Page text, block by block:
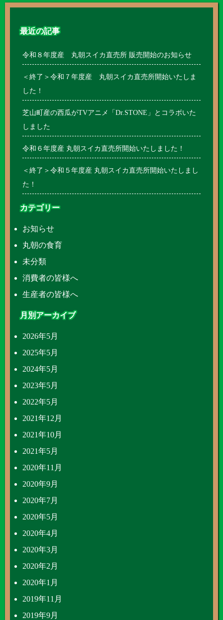
最近の記事
令和８年度産 丸朝スイカ直売所 販売開始のお知らせ
＜終了＞令和７年度産 丸朝スイカ直売所開始いたしま
した！
芝山町産の西瓜がTVアニメ「Dr.STONE」とコラボいた
しました
令和６年度産 丸朝スイカ直売所開始いたしました！
＜終了＞令和５年度産 丸朝スイカ直売所開始いたしまし
た！
カテゴリー
お知らせ
丸朝の食育
未分類
消費者の皆様へ
生産者の皆様へ
月別アーカイブ
2026年5月
2025年5月
2024年5月
2023年5月
2022年5月
2021年12月
2021年10月
2021年5月
2020年11月
2020年9月
2020年7月
2020年5月
2020年4月
2020年3月
2020年2月
2020年1月
2019年11月
2019年9月